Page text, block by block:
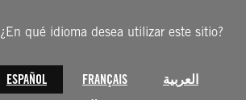
¿En qué idioma desea utilizar este sitio?
ESPAÑOL FRANÇAIS
العربية